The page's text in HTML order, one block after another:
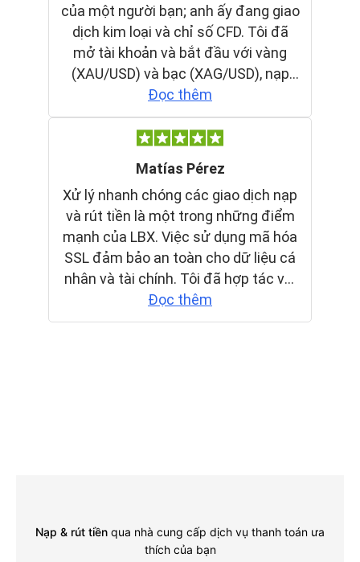
Nạp & rút tiền qua nhà cung cấp dịch vụ thanh toán ưa
thích của bạn